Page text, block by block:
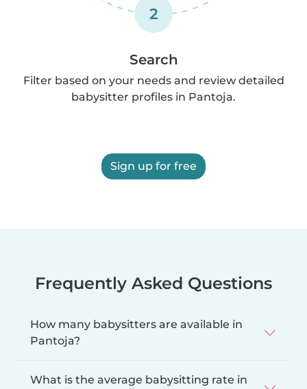
2
Search
Filter based on your needs and review detailed
babysitter profiles in Pantoja.
Sign up for free
Frequently Asked Questions
How many babysitters are available in
Pantoja?
What is the average babysitting rate in